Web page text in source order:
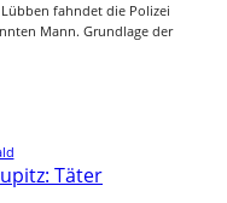
fahndet die Polizei
Mann. Grundlage der